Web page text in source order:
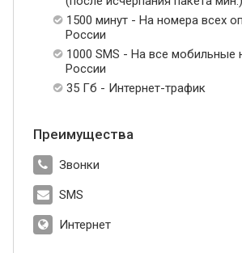
1500 минут - На номера всех
России
1000 SMS - На все мобильные
России
35 Гб - Интернет-трафик
Преимущества
Звонки
SMS
Интернет